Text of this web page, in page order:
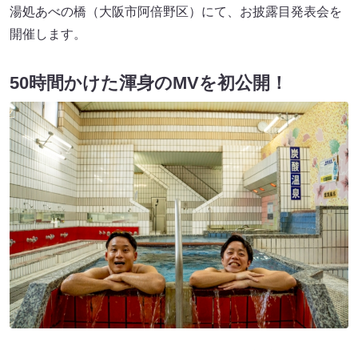
湯処あべの橋（大阪市阿倍野区）にて、お披露目発表会を
開催します。
50時間かけた渾身のMVを初公開！